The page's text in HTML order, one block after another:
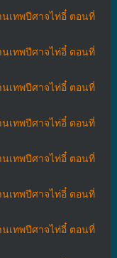
นเทพปีศาจไท่อี๋ ตอนที่
นเทพปีศาจไท่อี๋ ตอนที่
นเทพปีศาจไท่อี๋ ตอนที่
นเทพปีศาจไท่อี๋ ตอนที่
นเทพปีศาจไท่อี๋ ตอนที่
นเทพปีศาจไท่อี๋ ตอนที่
นเทพปีศาจไท่อี๋ ตอนที่